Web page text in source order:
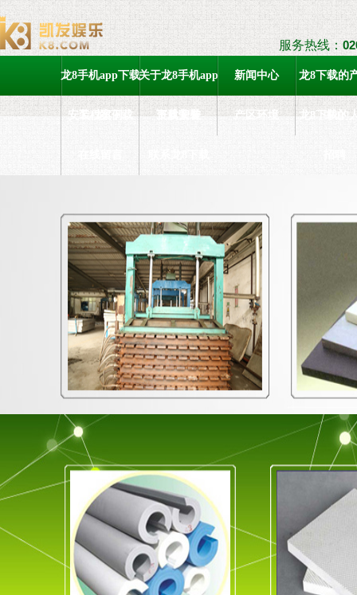
服务热线：
龙8手机app下载
安装-龙8下载
关于龙8手机app
下载安装
新闻中心 龙8下载的
中心
工程案例 资质荣誉 产区环境 龙8下载的